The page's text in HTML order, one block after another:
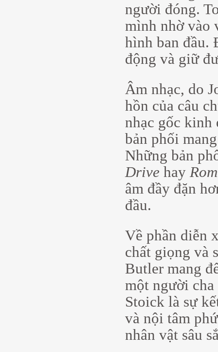
người đóng.
mình nhờ vào
hình ban đầu.
động và giữ
Âm nhạc, do
hồn của câu
nhạc gốc
bản phối
Những bản
Drive hay
âm đầy đặn
đầu.
Về phần diễn
chất giọng và
Butler mang
một người cha
Stoick là sự
và nội tâm
nhân vật sâu